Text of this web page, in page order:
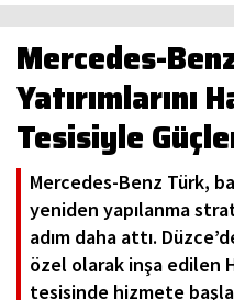
Mercedes-
Yatırımlarını
Tesisiyle
Mercedes-Benz Türk,
yeniden yapılanma
adım daha attı.
özel olarak inşa edilen
tesisinde hizmete